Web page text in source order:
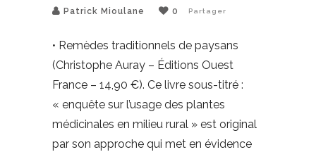
Patrick Mioulane
0 Partager
• Remèdes traditionnels de paysans
(Christophe Auray – Éditions Ouest
France – 14,90 €). Ce livre sous-titré :
« enquête sur l’usage des plantes
médicinales en milieu rural » est original
par son approche qui met en évidence